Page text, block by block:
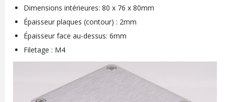
Dimensions intérieures: 80 x 76 x 80mm
Épaisseur plaques (contour) : 2mm
Épaisseur face au-dessus: 6mm
Filetage : M4